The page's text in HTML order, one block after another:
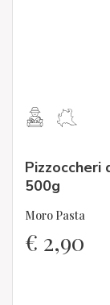
500g
Moro Pasta
€ 2,90